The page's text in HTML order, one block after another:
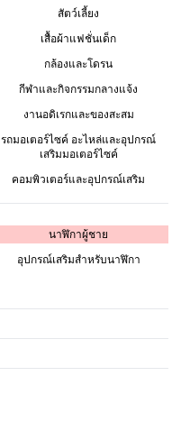
สัตว์เลี้ยง
เสื้อผ้าแฟชั่นเด็ก
กล้องและโดรน
กีฬาและกิจกรรมกลางแจ้ง
งานอดิเรกและของสะสม
รถมอเตอร์ไซค์ อะไหล่และอุปกรณ์
เสริมมอเตอร์ไซค์
คอมพิวเตอร์และอุปกรณ์เสริม
นาฬิกาผู้ชาย
อุปกรณ์เสริมสำหรับนาฬิกา